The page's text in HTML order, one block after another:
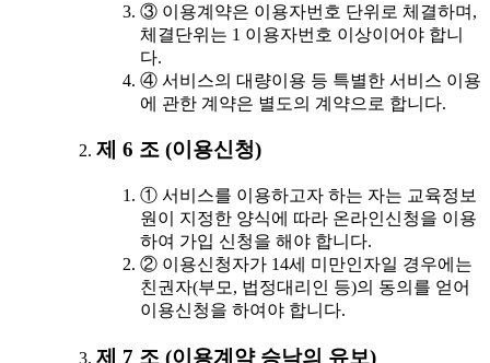
③ 이용계약은 이용자번호 단위로 체결하며,
체결단위는 1 이용자번호 이상이어야 합니
다.
④ 서비스의 대량이용 등 특별한 서비스 이용
에 관한 계약은 별도의 계약으로 합니다.
제 6 조 (이용신청)
① 서비스를 이용하고자 하는 자는 교육정보
원이 지정한 양식에 따라 온라인신청을 이용
하여 가입 신청을 해야 합니다.
② 이용신청자가 14세 미만인자일 경우에는
친권자(부모, 법정대리인 등)의 동의를 얻어
이용신청을 하여야 합니다.
제 7 조 (이용계약 승낙의 유보)